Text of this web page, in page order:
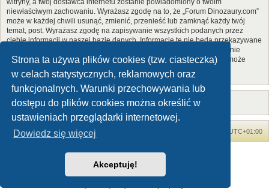
Strona ta używa plików cookies (tzw. ciasteczka)
w celach statystycznych, reklamowych oraz
funkcjonalnych. Warunki przechowywania lub
dostępu do plików cookies można określić w
ustawieniach przeglądarki internetowej.
Dowiedz się więcej
Akceptuję!
witryny, a twój dostawca internetu zostanie powiadomiony o twoim
niewłaściwym zachowaniu. Wyrażasz zgodę na to, że „Forum Dinozaury.com”
może w każdej chwili usunąć, zmienić, przenieść lub zamknąć każdy twój
temat, post. Wyrażasz zgodę na zapisywanie wszystkich podanych przez
ciebie informacji w naszej bazie danych. Informacje te nie będą przekazywane
nikomu bez twojej zgody, ale ani „Forum Dinozaury.com”, ani phpBB nie
ponosi odpowiedzialności za włamania do witryny, podczas których może
dojść do kradzieży danych.
Forum Dinozaury.com UTC+01:00
Dinozaury.com© 2006-2020
Technologię dostarczaphpBB® Forum Software © phpBB Limited
Polski pakiet językowy dostarcza